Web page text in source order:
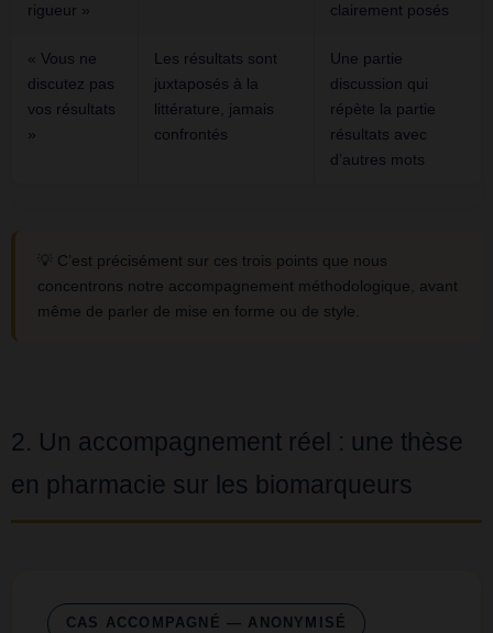
rigueur »
clairement posés
« Vous ne
discutez pas
vos résultats
»
Les résultats sont
juxtaposés à la
littérature, jamais
confrontés
Une partie
discussion qui
répète la partie
résultats avec
d’autres mots
💡 C’est précisément sur ces trois points que nous
concentrons notre accompagnement méthodologique, avant
même de parler de mise en forme ou de style.
2. Un accompagnement réel : une thèse
en pharmacie sur les biomarqueurs
CAS ACCOMPAGNÉ — ANONYMISÉ